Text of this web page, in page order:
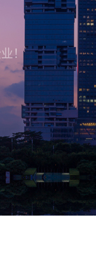
！